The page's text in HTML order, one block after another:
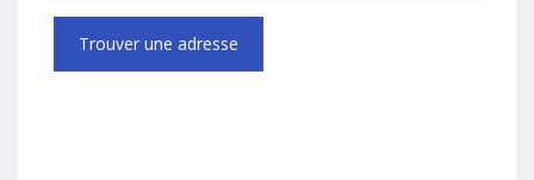
Trouver une adresse